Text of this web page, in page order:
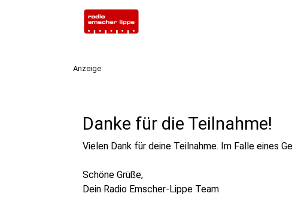
Anzeige
Danke für die Teilnahme!
Vielen Dank für deine Teilnahme. Im Falle eines
Schöne Grüße,
​​​​​​​Dein Radio Emscher-Lippe Team